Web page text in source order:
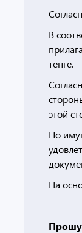
В
тенге.
этой
По
На
Прошу